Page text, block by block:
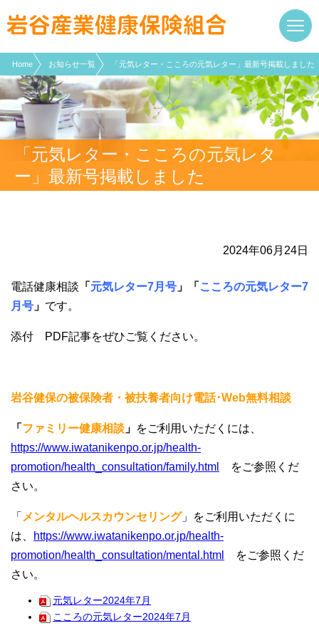
Home お知らせ一覧 「元気レター・こころの元気レター」最新号掲載しました
「元気レター・こころの元気レタ
ー」最新号掲載しました
2024年06月24日
電話健康相談 「 元気レター7月号 」「 こころの元気レター7
月号 」 です。
添付 PDF記事をぜひご覧ください。
岩谷健保の被保険者・被扶養者向け電話･Web無料相談
「 ファミリー健康相談 」 をご利用いただくには、
https://www.iwatanikenpo.or.jp/health-
promotion/health_consultation/family.html
をご参照くだ
さい。
「 メンタルヘルスカウンセリング」をご利用いただくに
は、
https://www.iwatanikenpo.or.jp/health-
promotion/health_consultation/mental.htm
をご参照くだ
さい。
元気レター2024年7月
こころの元気レター2024年7月